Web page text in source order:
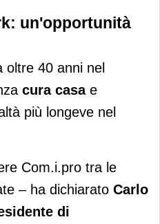
un'opportunità
oltre 40 anni nel
cura casae
più longeve nel
Com.i.pro tra le
– ha dichiarato Carlo
di